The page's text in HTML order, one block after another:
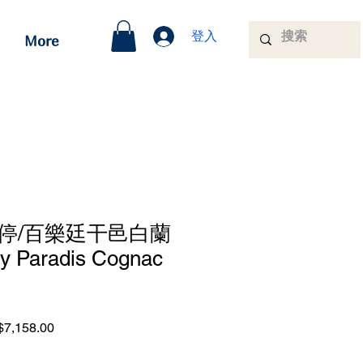
More 登入
/百樂廷干邑白蘭
Paradis Cognac
Sale